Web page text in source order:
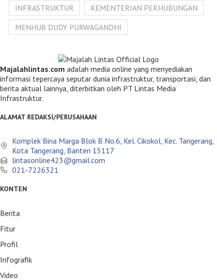
INFRASTRUKTUR
KEMENTERIAN PERHUBUNGAN
MENHUB DUDY PURWAGANDHI
Majalahlintas.com adalah media online yang menyediakan
informasi tepercaya seputar dunia infrastruktur, transportasi, dan
berita aktual lainnya, diterbitkan oleh PT Lintas Media
Infrastruktur.
ALAMAT REDAKSI/PERUSAHAAN
Komplek Bina Marga Blok B No.6, Kel. Cikokol, Kec. Tangerang,
Kota Tangerang, Banten 15117
lintasonline423@gmail.com
021-7226321
KONTEN
Berita
Fitur
Profil
Infografik
Video